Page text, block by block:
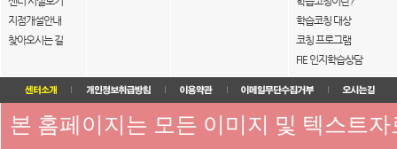
지점개설안내
찾아오시는 길
학습코칭 대상
코칭 프로그램
FIE 인지학습상담
본 홈페이지는 모든 이미지 및 텍스트